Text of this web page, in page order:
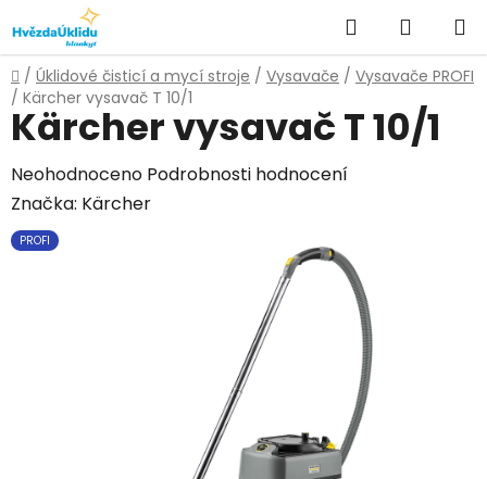
na
obsah
Hledat
KOŠÍK
Domů
/ Úklidové čisticí a mycí stroje / Vysavače / Vysavače PROFI
/ Kärcher vysavač T 10/1
Kärcher vysavač T 10/1
Průměrné
hodnocení
produktu
Neohodnoceno Podrobnosti hodnocení
Značka: Kärcher
PROFI